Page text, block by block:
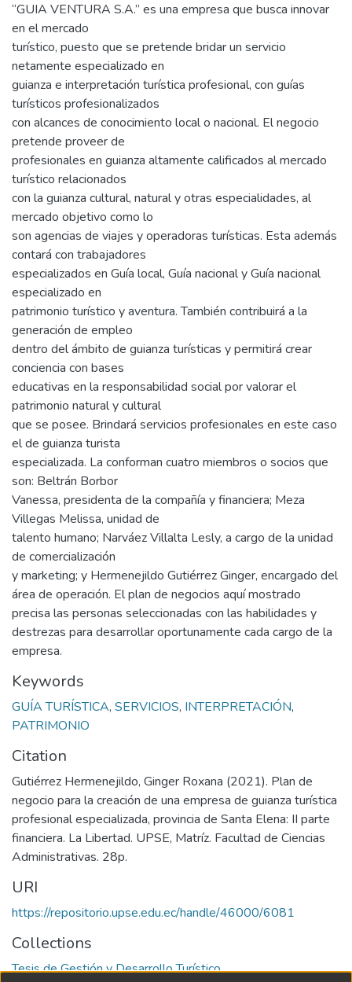
“GUIA VENTURA S.A.” es una empresa que busca innovar
en el mercado
turístico, puesto que se pretende bridar un servicio
netamente especializado en
guianza e interpretación turística profesional, con guías
turísticos profesionalizados
con alcances de conocimiento local o nacional. El negocio
pretende proveer de
profesionales en guianza altamente calificados al mercado
turístico relacionados
con la guianza cultural, natural y otras especialidades, al
mercado objetivo como lo
son agencias de viajes y operadoras turísticas. Esta además
contará con trabajadores
especializados en Guía local, Guía nacional y Guía nacional
especializado en
patrimonio turístico y aventura. También contribuirá a la
generación de empleo
dentro del ámbito de guianza turísticas y permitirá crear
conciencia con bases
educativas en la responsabilidad social por valorar el
patrimonio natural y cultural
que se posee. Brindará servicios profesionales en este caso
el de guianza turista
especializada. La conforman cuatro miembros o socios que
son: Beltrán Borbor
Vanessa, presidenta de la compañía y financiera; Meza
Villegas Melissa, unidad de
talento humano; Narváez Villalta Lesly, a cargo de la unidad
de comercialización
y marketing; y Hermenejildo Gutiérrez Ginger, encargado del
área de operación. El plan de negocios aquí mostrado
precisa las personas seleccionadas con las habilidades y
destrezas para desarrollar oportunamente cada cargo de la
empresa.
Keywords
GUÍA TURÍSTICA, SERVICIOS, INTERPRETACIÓN,
PATRIMONIO
Citation
Gutiérrez Hermenejildo, Ginger Roxana (2021). Plan de
negocio para la creación de una empresa de guianza turística
profesional especializada, provincia de Santa Elena: II parte
financiera. La Libertad. UPSE, Matríz. Facultad de Ciencias
Administrativas. 28p.
URI
https://repositorio.upse.edu.ec/handle/46000/6081
Collections
Tesis de Gestión y Desarrollo Turístico